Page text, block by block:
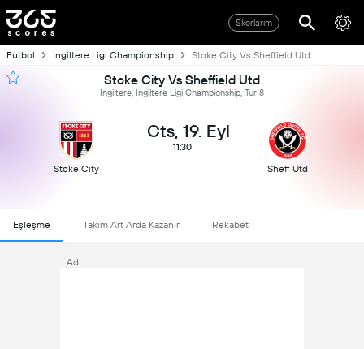
Skorlarım
Futbol İngiltere Ligi Championship Stoke City Vs Sheffield Utd
Stoke City Vs Sheffield Utd
İngiltere, İngiltere Ligi Championship, Tur 8
Stoke City
Cts, 19. Eyl
11:30
Sheff Utd
Eşleşme Takım Art Arda Kazanır Rekabet
Ad